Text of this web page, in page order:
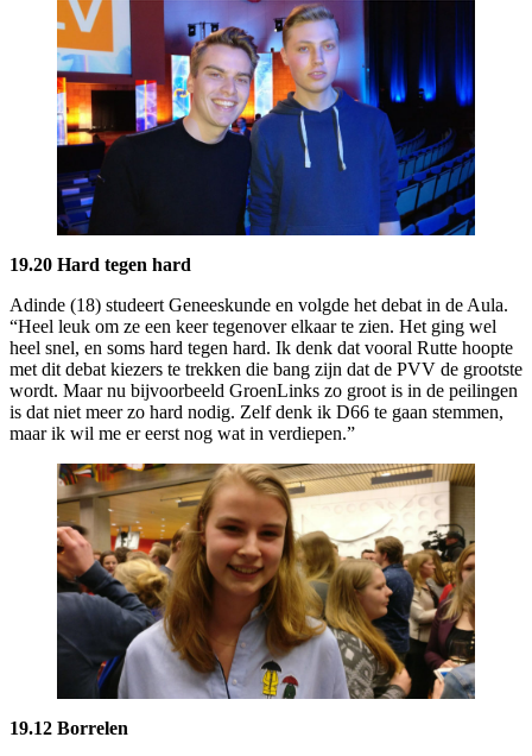
19.20 Hard tegen hard
Adinde (18) studeert Geneeskunde en volgde het debat in de Aula.
“Heel leuk om ze een keer tegenover elkaar te zien. Het ging wel
heel snel, en soms hard tegen hard. Ik denk dat vooral Rutte hoopte
met dit debat kiezers te trekken die bang zijn dat de PVV de grootste
wordt. Maar nu bijvoorbeeld GroenLinks zo groot is in de peilingen
is dat niet meer zo hard nodig. Zelf denk ik D66 te gaan stemmen,
maar ik wil me er eerst nog wat in verdiepen.”
19.12 Borrelen